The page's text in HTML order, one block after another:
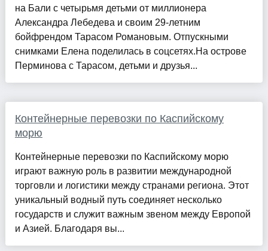
на Бали с четырьмя детьми от миллионера
Александра Лебедева и своим 29-летним
бойфрендом Тарасом Романовым. Отпускными
снимками Елена поделилась в соцсетях.На острове
Перминова с Тарасом, детьми и друзья...
Контейнерные перевозки по Каспийскому
морю
Контейнерные перевозки по Каспийскому морю
играют важную роль в развитии международной
торговли и логистики между странами региона. Этот
уникальный водный путь соединяет несколько
государств и служит важным звеном между Европой
и Азией. Благодаря вы...